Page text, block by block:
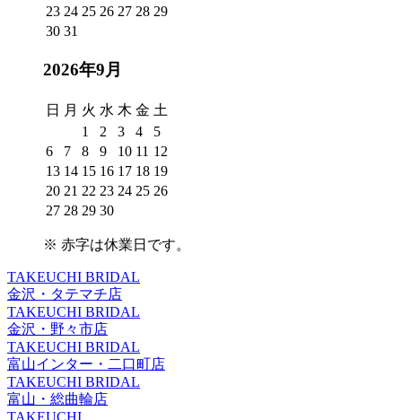
23 24 25 26 27 28 29
30 31
2026年9月
日 月 火 水 木 金 土
1
2 3 4
5
6
7 8 9 10 11 12
13 14 15 16 17 18 19
20 21 22 23 24 25 26
27 28 29 30
※ 赤字は休業日 です。
TAKEUCHI BRIDAL
金沢・タテマチ店
TAKEUCHI BRIDAL
金沢・野々市店
TAKEUCHI BRIDAL
富山インター・二口町店
TAKEUCHI BRIDAL
富山・総曲輪店
TAKEUCHI